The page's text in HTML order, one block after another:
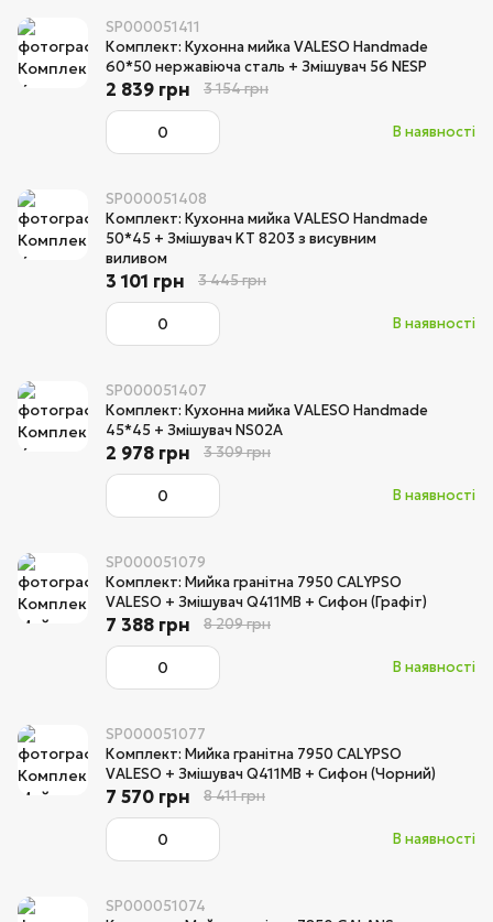
SP000051411
Комплект: Кухонна мийка VALESO Handmade
60*50 нержавіюча сталь + Змішувач 56 NESP
В наявності
2 839 грн 3 154 грн
SP000051408
Комплект: Кухонна мийка VALESO Handmade
50*45 + Змішувач KT 8203 з висувним
виливом
В наявності
3 101 грн 3 445 грн
SP000051407
Комплект: Кухонна мийка VALESO Handmade
45*45 + Змішувач NS02A
В наявності
2 978 грн 3 309 грн
SP000051079
Комплект: Мийка гранітна 7950 CALYPSO
VALESO + Змішувач Q411MB + Сифон (Графіт)
В наявності
7 388 грн 8 209 грн
SP000051077
Комплект: Мийка гранітна 7950 CALYPSO
VALESO + Змішувач Q411MB + Сифон (Чорний)
В наявності
7 570 грн 8 411 грн
SP000051074